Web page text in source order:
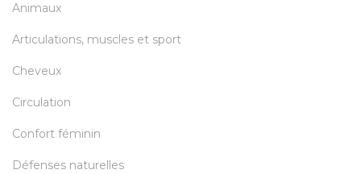
Animaux
Articulations, muscles et sport
Cheveux
Circulation
Confort féminin
Défenses naturelles